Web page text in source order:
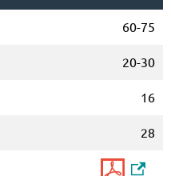
60-75
20-30
16
28